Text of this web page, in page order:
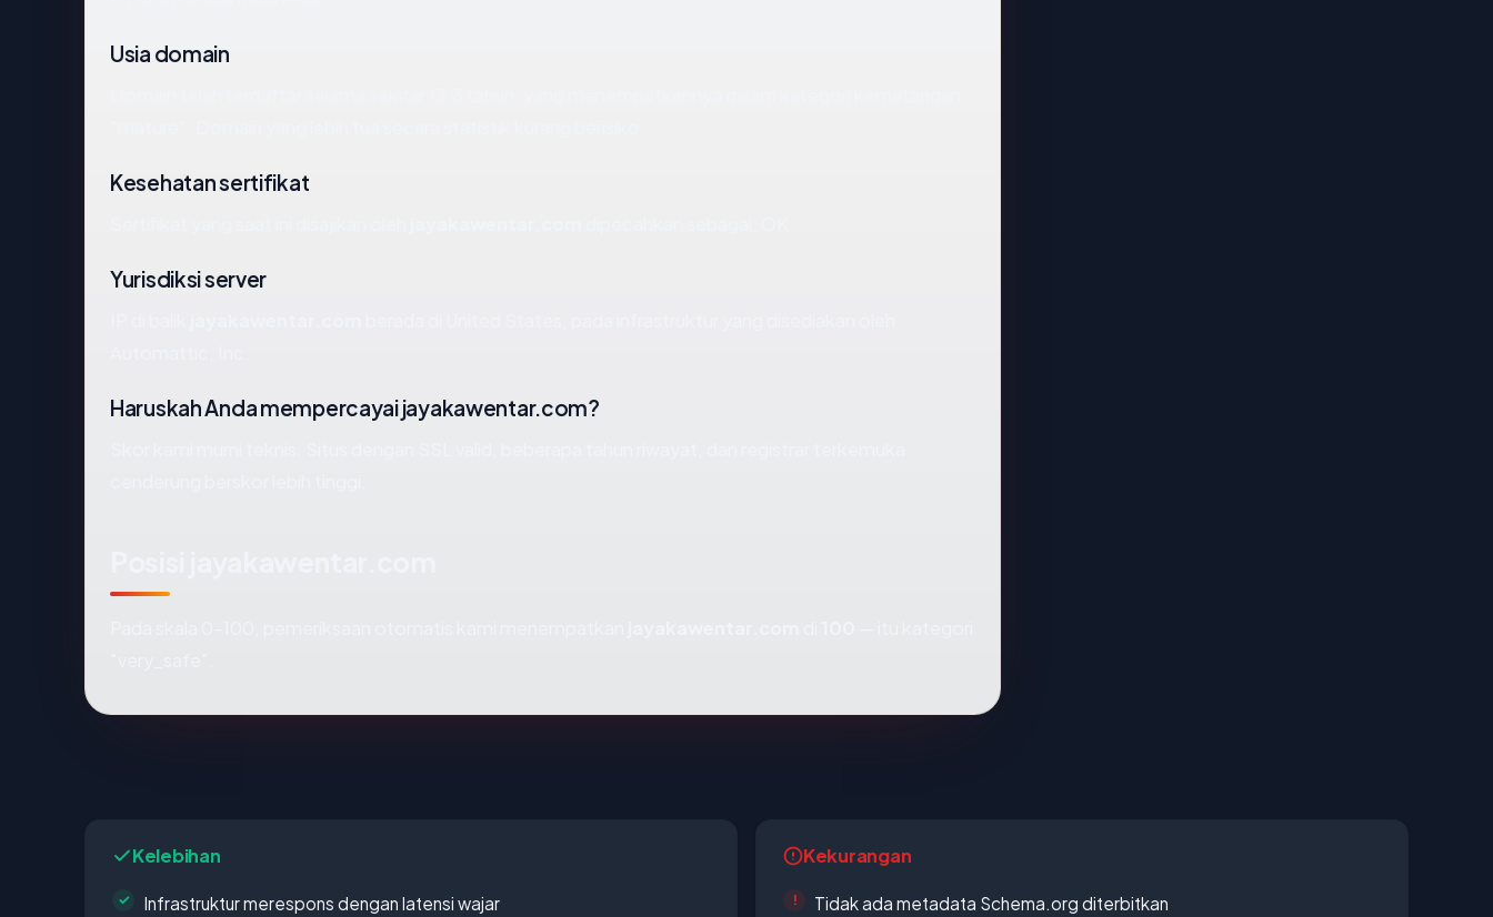
Usia domain
Kesehatan sertifikat
Yurisdiksi server
Haruskah Anda mempercayai jayakawentar.com?
Kelebihan
Infrastruktur merespons dengan latensi wajar
Kekurangan
Tidak ada metadata Schema.org diterbitkan